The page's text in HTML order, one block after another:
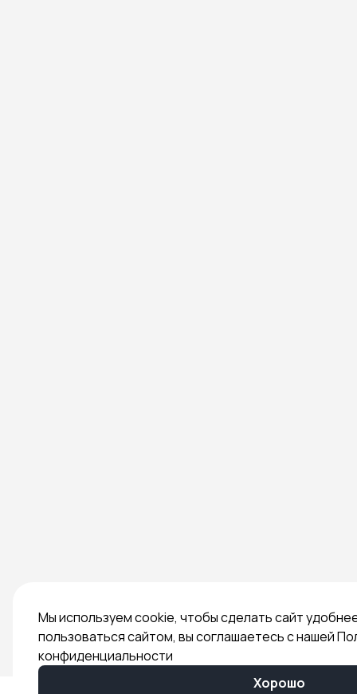
Мы используем cookie, чтобы сделать сайт
пользоваться сайтом, вы соглашаетесь с нашей
конфиденциальности
Хорошо